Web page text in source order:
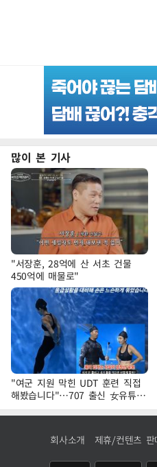
많이 본 기사
"서장훈, 28억에 산 서초 건물
450억에 매물로"
"여군 지원 막힌 UDT 훈련 직접
해봤습니다"…707 출신 女유튜버
'완벽 소화'
회사소개 제휴/컨텐츠 판